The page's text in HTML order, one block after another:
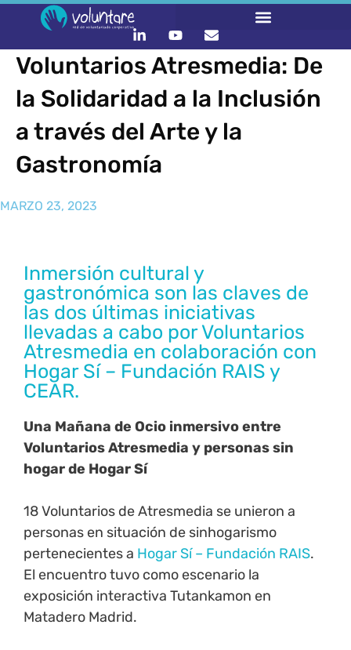
Voluntarios Atresmedia: De
la Solidaridad a la Inclusión
a través del Arte y la
Gastronomía
MARZO 23, 2023
Inmersión cultural y
gastronómica son las claves de
las dos últimas iniciativas
llevadas a cabo por Voluntarios
Atresmedia en colaboración con
Hogar Sí – Fundación RAIS y
CEAR.
Una Mañana de Ocio inmersivo entre
Voluntarios Atresmedia y personas sin
hogar de Hogar Sí
18 Voluntarios de Atresmedia se unieron a
personas en situación de sinhogarismo
pertenecientes a Hogar Sí – Fundación RAIS.
El encuentro tuvo como escenario la
exposición interactiva Tutankamon en
Matadero Madrid.